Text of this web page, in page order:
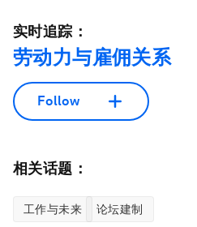
实时追踪：
劳动力与雇佣关系
Follow
相关话题：
工作与未来 论坛建制